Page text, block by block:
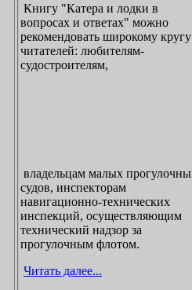
Книгу "Катера и лодки в
вопросах и ответах" можно
рекомендовать широкому кругу
читателей: любителям-
судостроителям,
владельцам малых прогулочных
судов, инспекторам
навигационно-технических
инспекций, осуществляющим
технический надзор за
прогулочным флотом.
Читать далее...